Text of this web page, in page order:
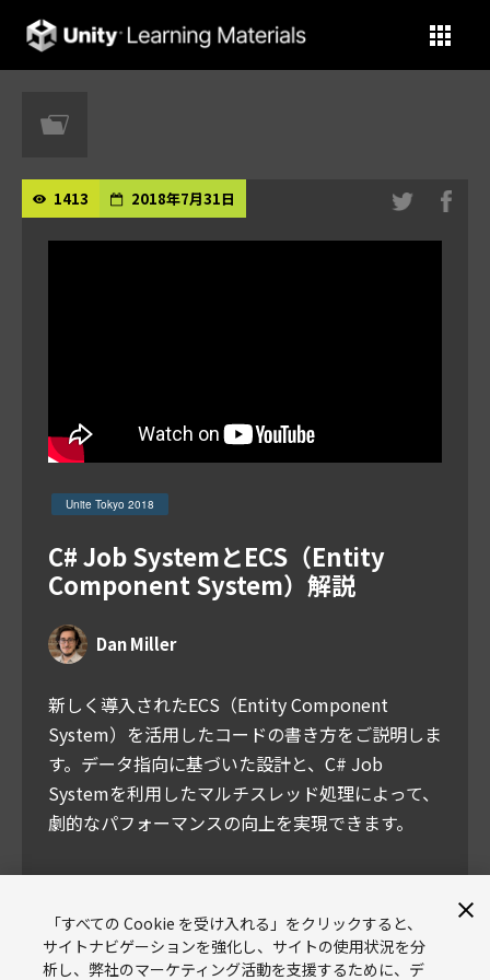
Unity Learning Materials
1413 2018年7月31日
Unite Tokyo 2018
C# Job SystemとECS（Entity
Component System）解説
Dan Miller
新しく導入されたECS（Entity Component
System）を活用したコードの書き方をご説明しま
す。データ指向に基づいた設計と、C# Job
Systemを利用したマルチスレッド処理によって、
劇的なパフォーマンスの向上を実現できます。
「すべての Cookie を受け入れる」をクリックすると、
サイトナビゲーションを強化し、サイトの使用状況を分
析し、弊社のマーケティング活動を支援するために、デ